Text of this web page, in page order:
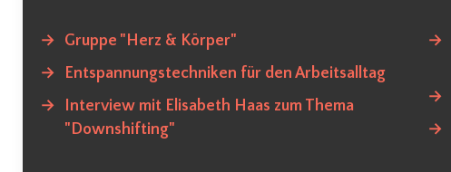
→ Gruppe "Herz & Körper"
→
Entspannungstechniken für den Arbeitsalltag
→
Interview mit Elisabeth Haas zum Thema
"Downshifting"
→
→
→